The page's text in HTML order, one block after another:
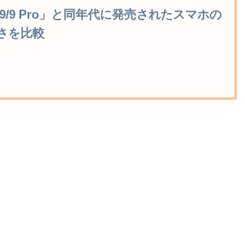
9 Pro」と同年代に発売されたスマホの
を比較